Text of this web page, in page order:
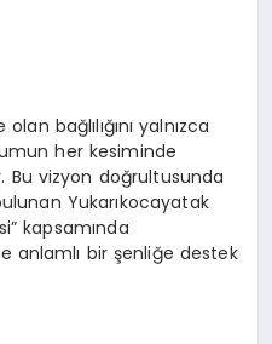
bağlılığını yalnızca
her kesiminde
vizyon doğrultusunda
Yukarıkocayatak
kapsamında
anlamlı bir şenliğe destek